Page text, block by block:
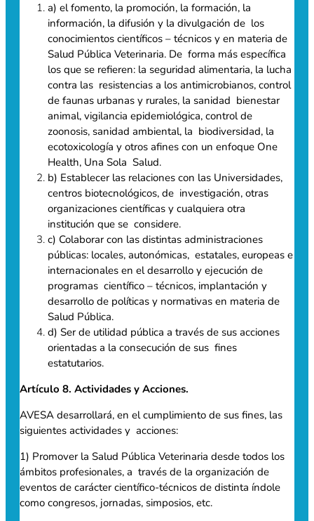
a) el fomento, la promoción, la formación, la
información, la difusión y la divulgación de los
conocimientos científicos – técnicos y en materia de
Salud Pública Veterinaria. De forma más específica
los que se refieren: la seguridad alimentaria, la lucha
contra las resistencias a los antimicrobianos, control
de faunas urbanas y rurales, la sanidad bienestar
animal, vigilancia epidemiológica, control de
zoonosis, sanidad ambiental, la biodiversidad, la
ecotoxicología y otros afines con un enfoque One
Health, Una Sola Salud.
b) Establecer las relaciones con las Universidades,
centros biotecnológicos, de investigación, otras
organizaciones científicas y cualquiera otra
institución que se considere.
c) Colaborar con las distintas administraciones
públicas: locales, autonómicas, estatales, europeas e
internacionales en el desarrollo y ejecución de
programas científico – técnicos, implantación y
desarrollo de políticas y normativas en materia de
Salud Pública.
d) Ser de utilidad pública a través de sus acciones
orientadas a la consecución de sus fines
estatutarios.
Artículo 8. Actividades y Acciones.
AVESA desarrollará, en el cumplimiento de sus fines, las
siguientes actividades y acciones:
1) Promover la Salud Pública Veterinaria desde todos los
ámbitos profesionales, a través de la organización de
eventos de carácter científico-técnicos de distinta índole
como congresos, jornadas, simposios, etc.